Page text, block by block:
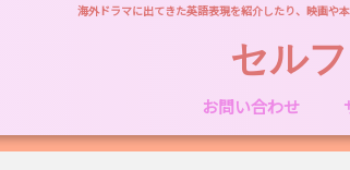
海外ドラマに出てきた英語表現を紹介したり、映画や
セル
お問い合わせ